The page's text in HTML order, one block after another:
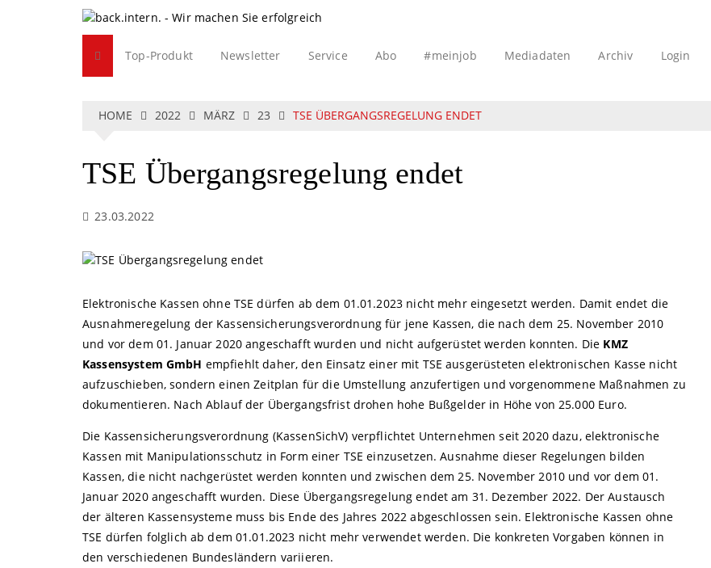
Top-Produkt Newsletter Service Abo #meinjob Mediadaten Archiv Login
HOME 2022 MÄRZ 23 TSE ÜBERGANGSREGELUNG ENDET
TSE Übergangsregelung endet
23.03.2022
Elektronische Kassen ohne TSE dürfen ab dem 01.01.2023 nicht mehr eingesetzt werden. Damit endet die
Ausnahmeregelung der Kassensicherungsverordnung für jene Kassen, die nach dem 25. November 2010
und vor dem 01. Januar 2020 angeschafft wurden und nicht aufgerüstet werden konnten. Die KMZ
Kassensystem GmbH empfiehlt daher, den Einsatz einer mit TSE ausgerüsteten elektronischen Kasse nicht
aufzuschieben, sondern einen Zeitplan für die Umstellung anzufertigen und vorgenommene Maßnahmen zu
dokumentieren. Nach Ablauf der Übergangsfrist drohen hohe Bußgelder in Höhe von 25.000 Euro.
Die Kassensicherungsverordnung (KassenSichV) verpflichtet Unternehmen seit 2020 dazu, elektronische
Kassen mit Manipulationsschutz in Form einer TSE einzusetzen. Ausnahme dieser Regelungen bilden
Kassen, die nicht nachgerüstet werden konnten und zwischen dem 25. November 2010 und vor dem 01.
Januar 2020 angeschafft wurden. Diese Übergangsregelung endet am 31. Dezember 2022. Der Austausch
der älteren Kassensysteme muss bis Ende des Jahres 2022 abgeschlossen sein. Elektronische Kassen ohne
TSE dürfen folglich ab dem 01.01.2023 nicht mehr verwendet werden. Die konkreten Vorgaben können in
den verschiedenen Bundesländern variieren.